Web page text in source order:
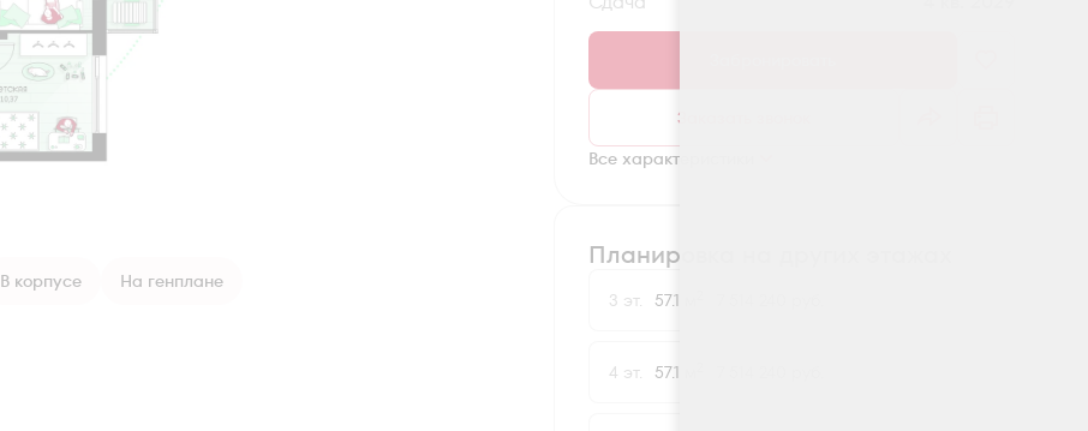
В корпусе На генплане
Заказать звонок
Все характеристики
Планировка на других этажах
3 эт. 57.1 м
4 эт. 57.1 м